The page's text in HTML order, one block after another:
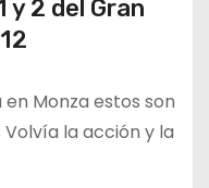
y 2 del Gran
Monza estos son
la acción y la